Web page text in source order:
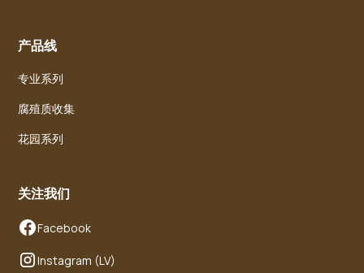
产品线
专业系列
腐殖质收集
花园系列
关注我们
Facebook
Instagram (LV)